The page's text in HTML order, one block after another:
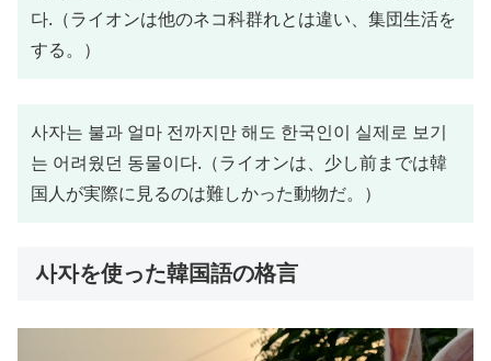
다.（ライオンは他のネコ科群れとは違い、集団生活を
する。）
사자는 불과 얼마 전까지만 해도 한국인이 실제로 보기
는 어려웠던 동물이다.（ライオンは、少し前までは韓
国人が実際に見るのは難しかった動物だ。）
사자を使った韓国語の格言